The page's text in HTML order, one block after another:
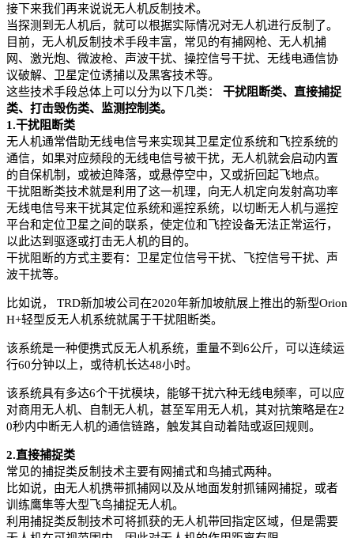
接下来我们再来说说无人机反制技术。
当探测到无人机后，就可以根据实际情况对无人机进行反制了。
目前，无人机反制技术手段丰富，常见的有捕网枪、无人机捕
网、激光炮、微波枪、声波干扰、操控信号干扰、无线电通信协
议破解、卫星定位诱捕以及黑客技术等。
这些技术手段总体上可以分为以下几类： 干扰阻断类、直接捕捉
类、打击毁伤类、监测控制类。
1.干扰阻断类
无人机通常借助无线电信号来实现其卫星定位系统和飞控系统的
通信，如果对应频段的无线电信号被干扰，无人机就会启动内置
的自保机制，或被迫降落，或悬停空中，又或折回起飞地点。
干扰阻断类技术就是利用了这一机理，向无人机定向发射高功率
无线电信号来干扰其定位系统和遥控系统，以切断无人机与遥控
平台和定位卫星之间的联系，使定位和飞控设备无法正常运行，
以此达到驱逐或打击无人机的目的。
干扰阻断的方式主要有：卫星定位信号干扰、飞控信号干扰、声
波干扰等。
比如说， TRD新加坡公司在2020年新加坡航展上推出的新型Orion
H+轻型反无人机系统就属于干扰阻断类。
该系统是一种便携式反无人机系统，重量不到6公斤，可以连续运
行60分钟以上，或待机长达48小时。
该系统具有多达6个干扰模块，能够干扰六种无线电频率，可以应
对商用无人机、自制无人机，甚至军用无人机，其对抗策略是在2
0秒内中断无人机的通信链路，触发其自动着陆或返回规则。
2.直接捕捉类
常见的捕捉类反制技术主要有网捕式和鸟捕式两种。
比如说，由无人机携带抓捕网以及从地面发射抓铺网捕捉，或者
训练鹰隼等大型飞鸟捕捉无人机。
利用捕捉类反制技术可将抓获的无人机带回指定区域，但是需要